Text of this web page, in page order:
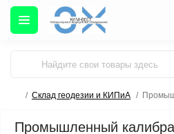
Склад геодезии и КИПиА
Промышленный